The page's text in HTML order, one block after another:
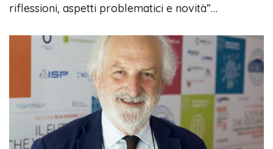
riflessioni, aspetti problematici e novità”…